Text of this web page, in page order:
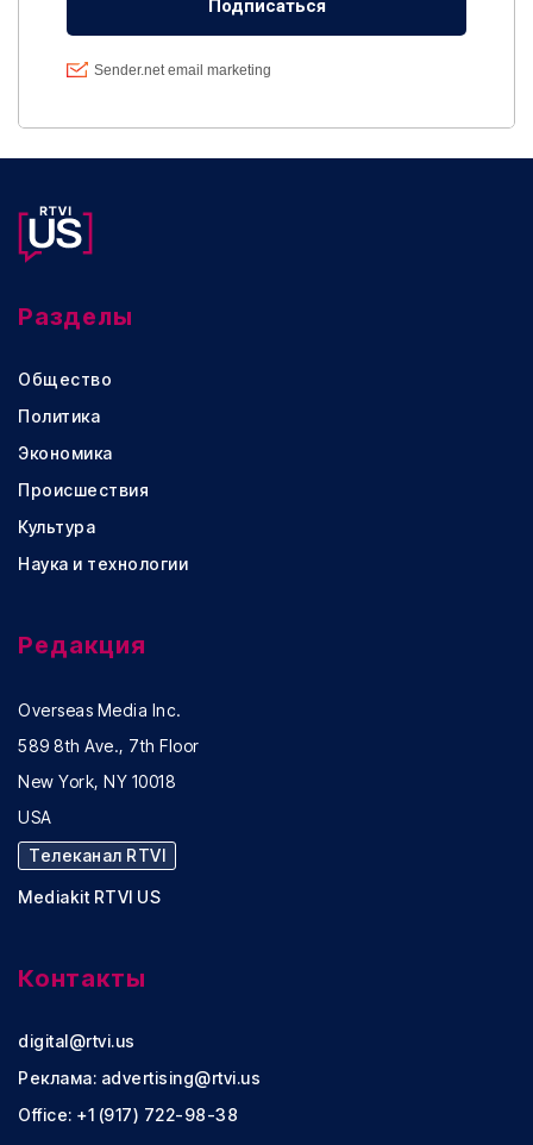
Разделы
Общество
Политика
Экономика
Происшествия
Культура
Наука и технологии
Редакция
Overseas Media Inc.
589 8th Ave., 7th Floor
New York, NY 10018
USA
Телеканал RTVI
Mediakit RTVI US
Контакты
digital@rtvi.us
Реклама: advertising@rtvi.us
Office: +1 (917) 722-98-38